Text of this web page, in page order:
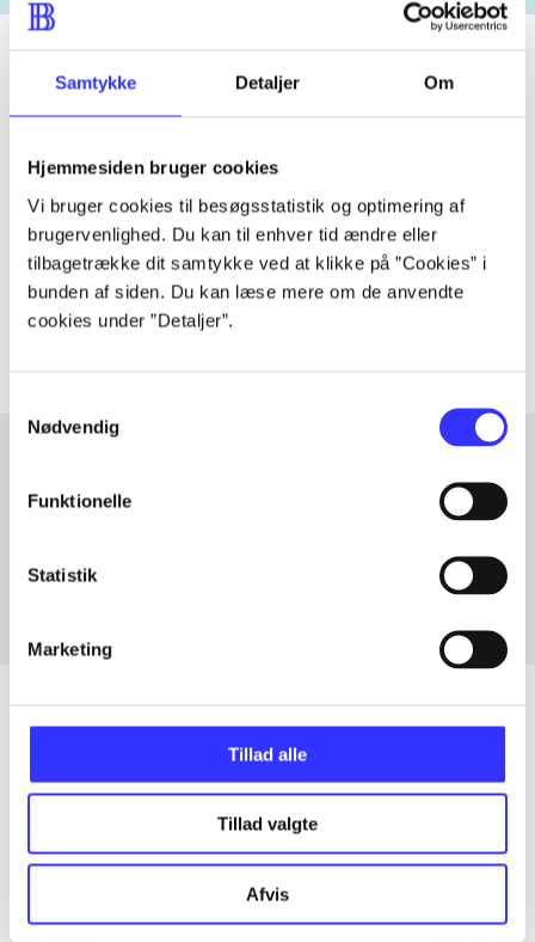
Samtykke Detaljer Om
Hjemmesiden bruger cookies
Vi bruger cookies til besøgsstatistik og optimering af
brugervenlighed. Du kan til enhver tid ændre eller
tilbagetrække dit samtykke ved at klikke på ”Cookies” i
bunden af siden. Du kan læse mere om de anvendte
cookies under ”Detaljer”.
Nødvendig
Funktionelle
Statistik
Marketing
Tillad alle
Tillad valgte
Afvis
Artiklen er en del af
lorem ipsum dolor sit amet ...
Tidsskrift
Artiklerne i handler ofte om
Artikler med samme emner
Artikler
Alle registrerede artikler fordelt på udgivelser